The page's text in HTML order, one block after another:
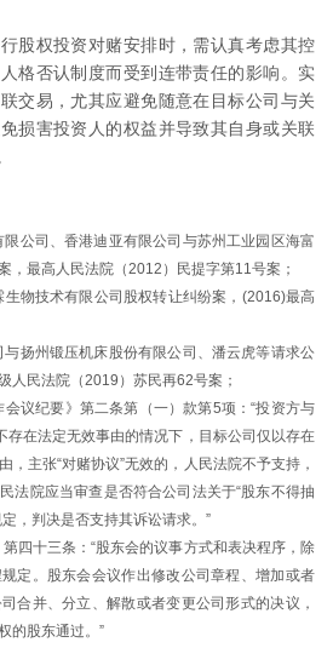
股权投资对赌安排时，需认真考虑其控
格否认制度而受到连带责任的影响。实
交易，尤其应避免随意在目标公司与关
损害投资人的权益并导致其自身或关联
公司、香港迪亚有限公司与苏州工业园区海富
，最高人民法院（2012）民提字第11号案；
生物技术有限公司股权转让纠纷案，(2016)最高
与扬州锻压机床股份有限公司、潘云虎等请求公
人民法院（2019）苏民再62号案；
议纪要》第二条第（一）款第5项：“投资方与
存在法定无效事由的情况下，目标公司仅以存在
，主张“对赌协议”无效的，人民法院不予支持，
法院应当审查是否符合公司法关于“股东不得抽
，判决是否支持其诉讼请求。”
四十三条：“股东会的议事方式和表决程序，除
定。股东会会议作出修改公司章程、增加或者
合并、分立、解散或者变更公司形式的决议，
的股东通过。”